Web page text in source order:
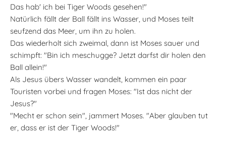
Das hab' ich bei Tiger Woods gesehen!"
Natürlich fällt der Ball fällt ins Wasser, und Moses teilt
seufzend das Meer, um ihn zu holen.
Das wiederholt sich zweimal, dann ist Moses sauer und
schimpft: "Bin ich meschugge? Jetzt darfst dir holen den
Ball allein!"
Als Jesus übers Wasser wandelt, kommen ein paar
Touristen vorbei und fragen Moses: "Ist das nicht der
Jesus?"
"Mecht er schon sein", jammert Moses. "Aber glauben tut
er, dass er ist der Tiger Woods!"